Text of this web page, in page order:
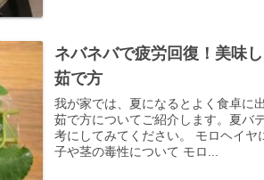
ネバネバで疲労回復！美味
茹で方
我が家では、夏になるとよく食卓に
茹で方についてご紹介します。夏バ
考にしてみてください。 モロヘイ
子や茎の毒性について モロ...